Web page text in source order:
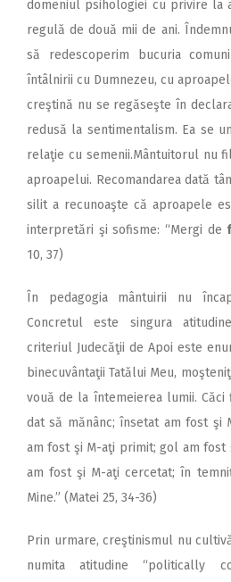
domeniul psihologiei cu privire la
regulă de două mii de ani.
să redescoperim bucuria
întâlnirii cu Dumnezeu, cu
creştină nu se regăseşte în
redusă la sentimentalism. Ea se
relaţie cu semenii.Mântuitorul nu
aproapelui. Recomandarea dată
silit a recunoaşte că aproapele
interpretări şi sofisme: “Mergi de
10, 37)
În pedagogia mântuirii nu
Concretul este singura
criteriul Judecăţii de Apoi este
binecuvântaţii Tatălui Meu,
vouă de la întemeierea lumii. Căci
dat să mănânc; însetat am fost şi
am fost şi M-aţi primit; gol am
am fost şi M-aţi cercetat; în
Mine.” (Matei 25, 34-36)
Prin urmare, creştinismul nu
numita atitudine “politically